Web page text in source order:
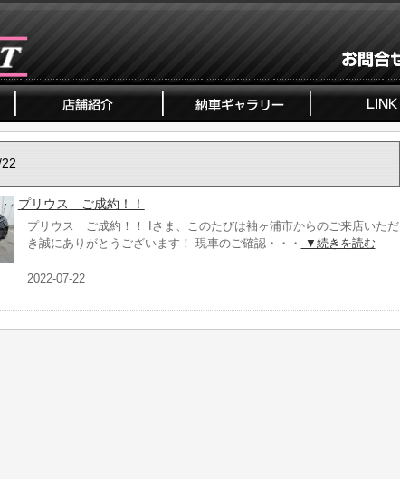
プリウス ご成約！！
プリウス ご成約！！ Iさま、このたびは袖ヶ浦市からのご来店いただ
き誠にありがとうございます！ 現車のご確認・・・
▼続きを読む
2022-07-22